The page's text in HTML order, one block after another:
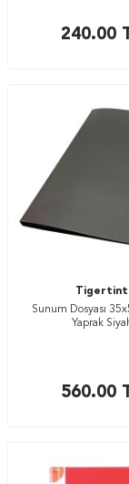
240.00
Tigertint
Sunum Dosyası
Yaprak
560.00